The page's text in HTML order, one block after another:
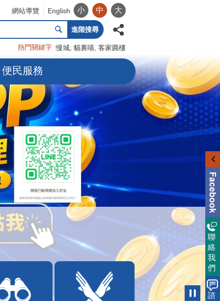
網站導覽 English 小 中 大
進階搜尋
熱門關鍵字 慢城 貓裏喵 客家圓樓
便民服務
聯
絡
我
們
諮